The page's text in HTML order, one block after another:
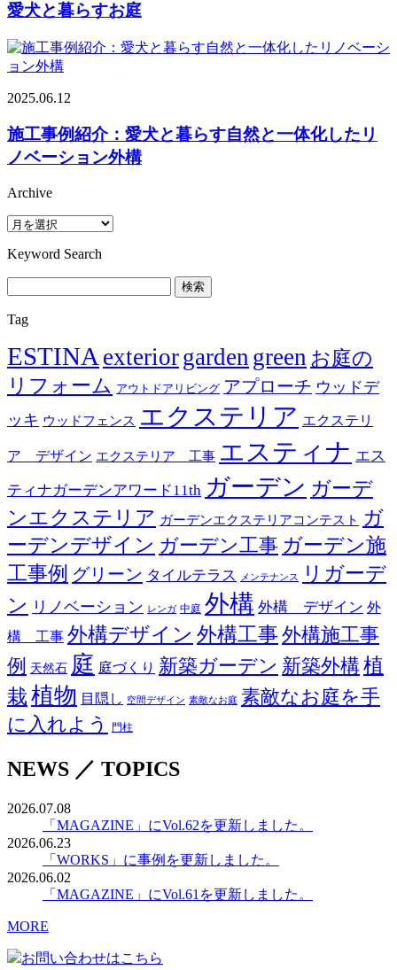
愛犬と暮らすお庭
2025.06.12
施工事例紹介：愛犬と暮らす自然と一体化したリ
ノベーション外構
Archive
Archive
Keyword Search
Tag
ESTINAexteriorgarden green お庭の
リフォーム アウトドアリビング アプローチ ウッドデ
ッキ ウッドフェンス エクステリア エクステリ
ア デザイン エクステリア 工事 エスティナ エス
ティナガーデンアワード11th ガーデン ガーデ
ンエクステリア ガーデンエクステリアコンテスト ガ
ーデンデザイン ガーデン工事 ガーデン施
工事例 グリーン タイルテラス メンテナンス
リガーデ
ン リノベーション レンガ 中庭 外構 外構 デザイン 外
構 工事 外構デザイン 外構工事 外構施工事
例
天然石 庭 庭づくり 新築ガーデン 新築外構植
栽 植物 目隠し 空間デザイン 素敵なお庭 素敵なお庭を手
に入れよう
門柱
NEWS ／ TOPICS
2026.07.08
「MAGAZINE」にVol.62を更新しました。
2026.06.23
「WORKS」に事例を更新しました。
2026.06.02
「MAGAZINE」にVol.61を更新しました。
MORE
お問い合わせはこちら